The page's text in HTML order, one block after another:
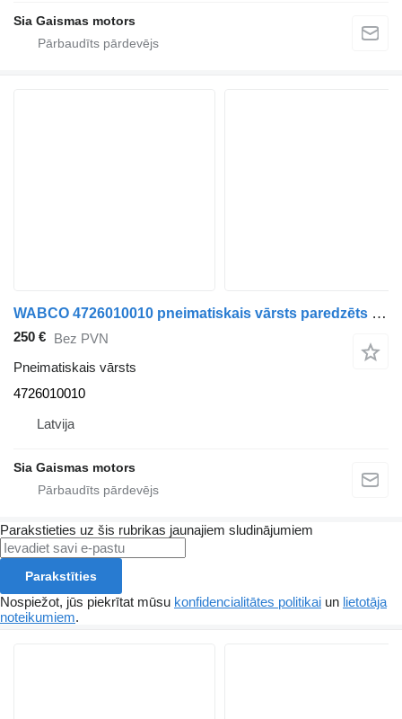
Sia Gaismas motors
WABCO 4726010010 pneimatiskais vārsts paredzēts autobusa
250 € Bez PVN
Pneimatiskais vārsts
4726010010
Latvija
Sia Gaismas motors
Parakstieties uz šis rubrikas jaunajiem sludinājumiem
Parakstīties
Nospiežot, jūs piekrītat mūsu konfidencialitātes politikai un lietotāja
noteikumiem.